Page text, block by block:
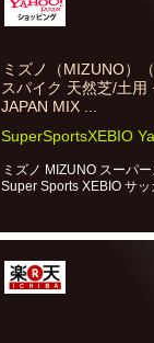
ミズノ（MIZUNO）
スパイク 天然芝/土用
JAPAN MIX ...
SuperSportsXEBIO
ミズノ MIZUNO スーパ
Super Sports XEBIO サッ